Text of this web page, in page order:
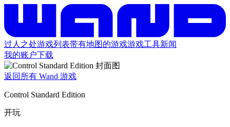
过人之处游戏列表带有地图的游戏游戏工具新闻
我的账户下载
返回所有 Wand 游戏
Control Standard Edition
开玩